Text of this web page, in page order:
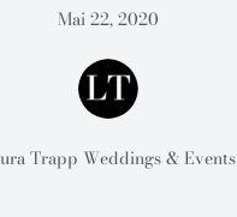
Mai 22, 2020
Trapp Weddings & Events